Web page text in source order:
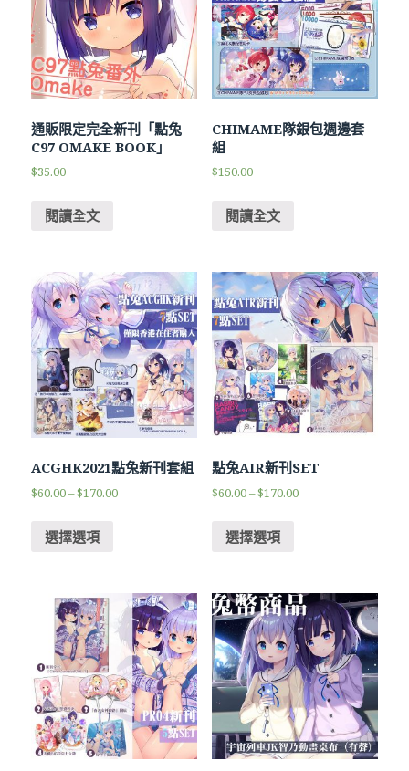
通販限定完全新刊「點兔
C97 OMAKE BOOK」
$35.00
閱讀全文
CHIMAME隊銀包週邊套
組
$150.00
閱讀全文
ACGHK2021點兔新刊套組
$60.00–$170.00
選擇選項
點兔AIR新刊SET
$60.00–$170.00
選擇選項